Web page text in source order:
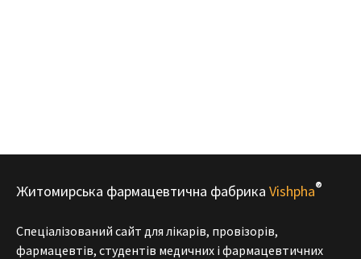
Житомирська фармацевтична фабрика Vishpha®
Спеціалізований сайт для лікарів, провізорів,
фармацевтів, студентів медичних і фармацевтичних